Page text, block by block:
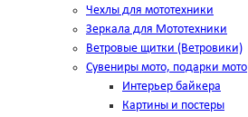
Чехлы для мототехники
Зеркала для Мототехники
Ветровые щитки (Ветровики)
Сувениры мото, подарки мото
Интерьер байкера
Картины и постеры